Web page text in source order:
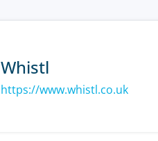
Whistl
https://www.whistl.co.uk